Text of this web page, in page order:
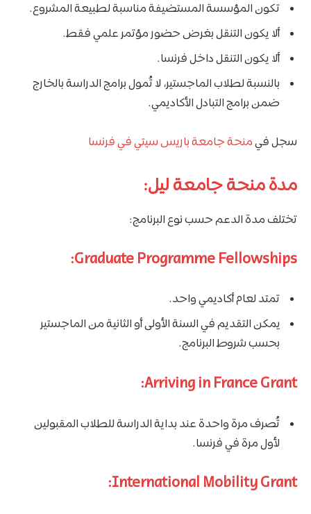
تكون المؤسسة المستضيفة مناسبة لطبيعة المشروع.
ألا يكون التنقل بغرض حضور مؤتمر علمي فقط.
ألا يكون التنقل داخل فرنسا.
بالنسبة لطلاب الماجستير، لا تُمول برامج الدراسة بالخارج
ضمن برامج التبادل الأكاديمي.
سجل فيمنحة جامعة باريس سيتي في فرنسا
مدة منحة جامعة ليل:
تختلف مدة الدعم حسب نوع البرنامج:
Graduate Programme Fellowships:
تمتد لعام أكاديمي واحد.
يمكن التقديم في السنة الأولى أو الثانية من الماجستير
بحسب شروط البرنامج.
Arriving in France Grant:
تُصرف مرة واحدة عند بداية الدراسة للطلاب المقبولين
لأول مرة في فرنسا.
International Mobility Grant: